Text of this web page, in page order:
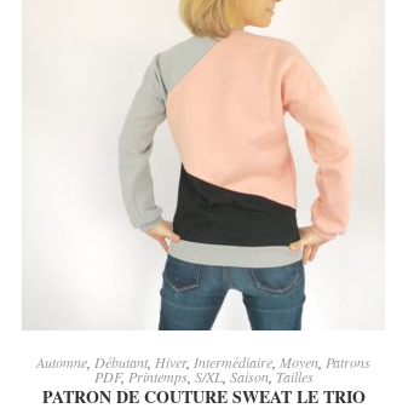
CHOIX DES OPTIONS
Automne Débutant Hiver, Intermédiaire Moyen Patrons
PDF, Printemps, S/XL, Saison,Tailles
PATRON DE COUTURE SWEAT LE TRIO